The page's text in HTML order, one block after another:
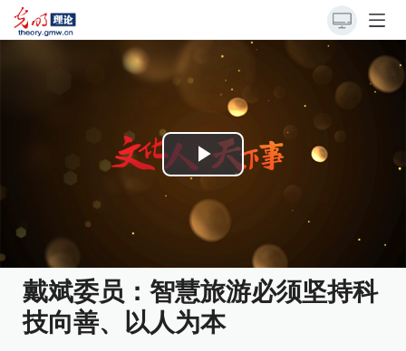
Play
Video
戴斌委员：智慧旅游必须坚持科
技向善、以人为本